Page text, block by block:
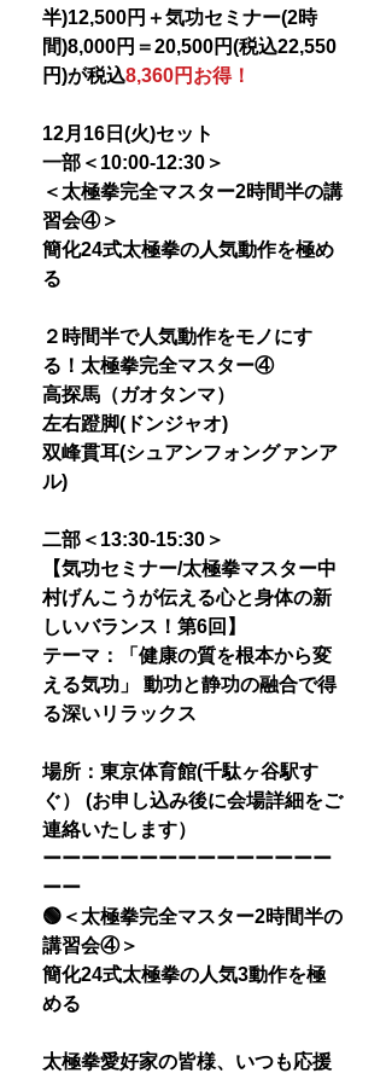
半)12,500円＋気功セミナー(2時
間)8,000円＝20,500円(税込22,550
円)が税込8,360円お得！
12月16日(火)セット
一部＜10:00-12:30＞
＜太極拳完全マスター2時間半の講
習会④＞
簡化24式太極拳の人気動作を極め
る
２時間半で人気動作をモノにす
る！太極拳完全マスター④
高探馬（ガオタンマ）
左右蹬脚(ドンジャオ)
双峰貫耳(シュアンフォングァンア
ル)
二部＜13:30-15:30＞
【気功セミナー/太極拳マスター中
村げんこうが伝える心と身体の新
しいバランス！第6回】
テーマ：「健康の質を根本から変
える気功」 動功と静功の融合で得
る深いリラックス
場所：東京体育館(千駄ヶ谷駅す
ぐ） (お申し込み後に会場詳細をご
連絡いたします）
ーーーーーーーーーーーーーーー
ーー
🟢＜太極拳完全マスター2時間半の
講習会④＞
簡化24式太極拳の人気3動作を極
める
太極拳愛好家の皆様、いつも応援